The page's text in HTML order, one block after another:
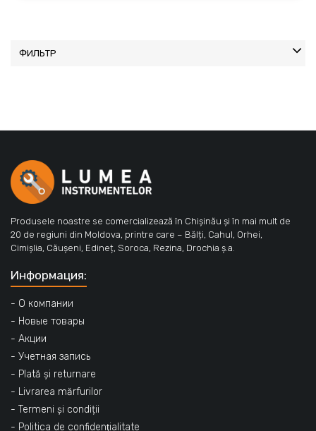
ФИЛЬТР
Produsele noastre se comercializează în Chișinău și în mai mult de
20 de regiuni din Moldova, printre care – Bălți, Cahul, Orhei,
Cimișlia, Căușeni, Edineț, Soroca, Rezina, Drochia ș.a.
Информация:
- О компании
- Новые товары
- Акции
- Учетная запись
- Plată și returnare
- Livrarea mărfurilor
- Termeni și condiții
- Politica de confidenţialitate